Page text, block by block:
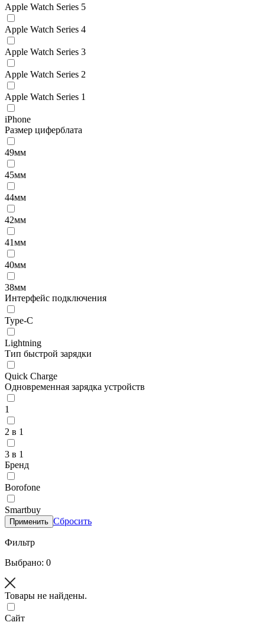
Apple Watch Series 5
Apple Watch Series 4
Apple Watch Series 3
Apple Watch Series 2
Apple Watch Series 1
iPhone
Размер циферблата
49мм
45мм
44мм
42мм
41мм
40мм
38мм
Интерфейс подключения
Type-C
Lightning
Тип быстрой зарядки
Quick Charge
Одновременная зарядка устройств
1
2 в 1
3 в 1
Бренд
Borofone
Smartbuy
Применить Сбросить
Фильтр
Выбрано: 0
Товары не найдены.
Сайт